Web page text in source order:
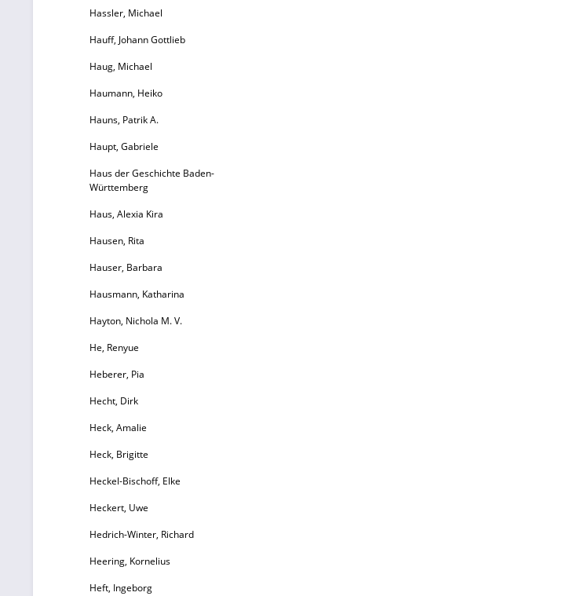
Hassler, Michael
Hauff, Johann Gottlieb
Haug, Michael
Haumann, Heiko
Hauns, Patrik A.
Haupt, Gabriele
Haus der Geschichte Baden-
Württemberg
Haus, Alexia Kira
Hausen, Rita
Hauser, Barbara
Hausmann, Katharina
Hayton, Nichola M. V.
He, Renyue
Heberer, Pia
Hecht, Dirk
Heck, Amalie
Heck, Brigitte
Heckel-Bischoff, Elke
Heckert, Uwe
Hedrich-Winter, Richard
Heering, Kornelius
Heft, Ingeborg